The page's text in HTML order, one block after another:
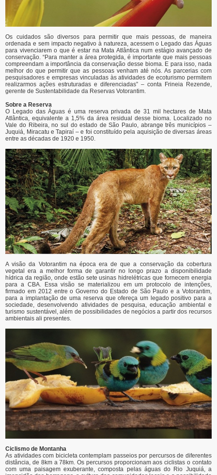
Os cuidados são diversos para permitir que mais pessoas, de maneira
ordenada e sem impacto negativo à natureza, acessem o Legado das Águas
para vivenciarem o que é estar na Mata Atlântica num estágio avançado de
conservação. “Para manter a área protegida, é importante que mais pessoas
compreendam a importância da conservação desse bioma. E para isso, nada
melhor do que permitir que as pessoas venham até nós. As parcerias com
pesquisadores e empresas vinculadas às atividades de ecoturismo permitem
realizarmos ações estruturadas e diferenciadas” – conta Frineia Rezende,
gerente de Sustentabilidade da Reservas Votorantim.
Sobre a Reserva
O Legado das Águas é uma reserva privada de 31 mil hectares de Mata
Atlântica, equivalente a 1,5% da área residual desse bioma. Localizado no
Vale do Ribeira, no sul do estado de São Paulo, abrange três municípios –
Juquiá, Miracatu e Tapiraí – e foi constituído pela aquisição de diversas áreas
entre as décadas de 1920 e 1950.
A visão da Votorantim na época era de que a conservação da cobertura
vegetal era a melhor forma de garantir no longo prazo a disponibilidade
hídrica da região, onde estão sete usinas hidrelétricas que fornecem energia
para a CBA. Essa visão se materializou em um protocolo de intenções,
firmado em 2012 entre o Governo do Estado de São Paulo e a Votorantim,
para a implantação de uma reserva que ofereça um legado positivo para a
sociedade, desenvolvendo atividades de pesquisa, educação ambiental e
turismo sustentável, além de possibilidades de negócios a partir dos recursos
ambientais ali presentes.
Ciclismo de Montanha
As atividades com bicicleta contemplam passeios por percursos de diferentes
distância, de 8km a 78km. Os percursos proporcionam aos ciclistas o contato
com uma paisagem exuberante, composta pelas águas do Rio Juquiá, a